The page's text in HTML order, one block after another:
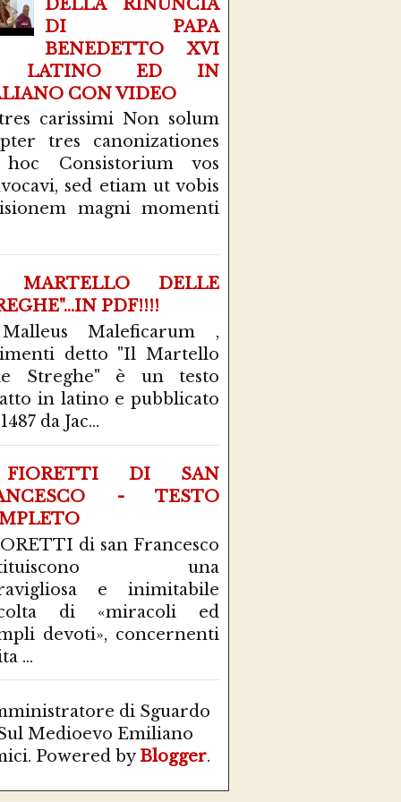
DELLA RINUNCIA
DI PAPA
BENEDETTO XVI
LATINO ED IN
CON VIDEO
carissimi Non solum
tres canonizationes
Consistorium vos
sed etiam ut vobis
magni momenti
MARTELLO DELLE
PDF!!!!
Maleficarum ,
detto "Il Martello
Streghe" è un testo
in latino e pubblicato
da Jac...
DI SAN
- TESTO
di san Francesco
una
e inimitabile
di «miracoli ed
devoti», concernenti
...
di Sguardo
Medioevo Emiliano
Powered byBlogger.